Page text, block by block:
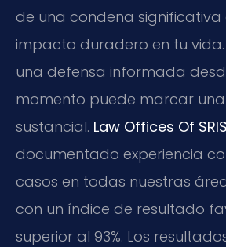
de una condena significativa
impacto duradero en tu
una defensa informada
momento puede marcar
sustancial. Law Offices Of
documentado experiencia
casos en todas nuestras
con un índice de resultado
superior al 93%. Los